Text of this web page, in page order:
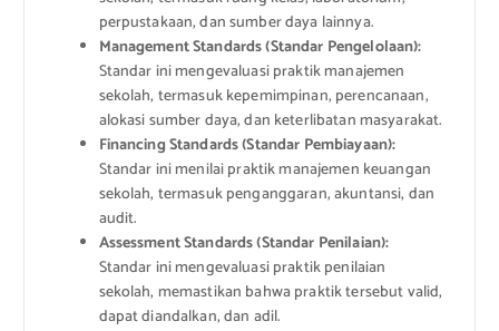
perpustakaan, dan sumber daya lainnya.
Management Standards (Standar Pengelolaan):
Standar ini mengevaluasi praktik manajemen
sekolah, termasuk kepemimpinan, perencanaan,
alokasi sumber daya, dan keterlibatan masyarakat.
Financing Standards (Standar Pembiayaan):
Standar ini menilai praktik manajemen keuangan
sekolah, termasuk penganggaran, akuntansi, dan
audit.
Assessment Standards (Standar Penilaian):
Standar ini mengevaluasi praktik penilaian
sekolah, memastikan bahwa praktik tersebut valid,
dapat diandalkan, dan adil.